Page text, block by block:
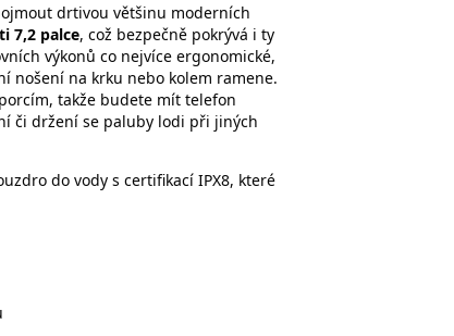
drtivou většinu moderních
7,2 palce, což bezpečně pokrývá i ty
výkonů co nejvíce ergonomické,
nošení na krku nebo kolem ramene.
takže budete mít telefon
či držení se paluby lodi při jiných
do vody s certifikací IPX8, které